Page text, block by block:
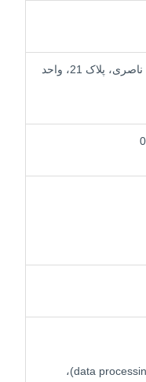
آدرس ثبت شده: تهران، جردن، خیابان ناصری، پلاک 21، واحد